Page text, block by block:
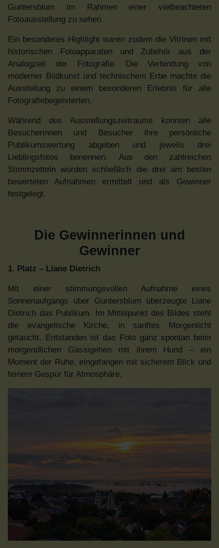
Guntersblum im Rahmen einer vielbeachteten
Fotoausstellung zu sehen.
Ein besonderes Highlight waren zudem die Vitrinen mit
historischen Fotoapparaten und Zubehör aus der
Analogzeit der Fotografie. Die Verbindung von
moderner Bildkunst und technischem Erbe machte die
Ausstellung zu einem besonderen Erlebnis für alle
Fotografiebegeisterten.
Während des Ausstellungszeitraums konnten alle
Besucherinnen und Besucher ihre persönliche
Publikumswertung abgeben und jeweils drei
Lieblingsfotos benennen. Aus den zahlreichen
Stimmzetteln wurden schließlich die drei am besten
bewerteten Aufnahmen ermittelt und als Gewinner
festgelegt.
Die Gewinnerinnen und
Gewinner
1. Platz – Liane Dietrich
Mit einer stimmungsvollen Aufnahme eines
Sonnenaufgangs über Guntersblum überzeugte Liane
Dietrich das Publikum. Im Mittelpunkt des Bildes steht
die evangelische Kirche, in sanftes Morgenlicht
getaucht. Entstanden ist das Foto ganz spontan beim
morgendlichen Gassigehen mit ihrem Hund – ein
Moment der Ruhe, eingefangen mit sicherem Blick und
feinem Gespür für Atmosphäre.